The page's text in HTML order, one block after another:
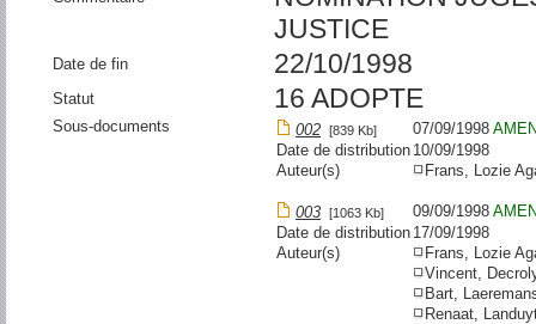
JUSTICE
Date de fin 22/10/1998
Statut 16 ADOPTE
Sous-documents 002 [839 Kb] 07/09/1998
Date de distribution 10/09/1998
Auteur(s)
Frans, Lozie
003 [1063 Kb] 09/09/1998
Date de distribution 17/09/1998
Auteur(s)
Frans, Lozie
Vincent,
Bart,
Renaat,